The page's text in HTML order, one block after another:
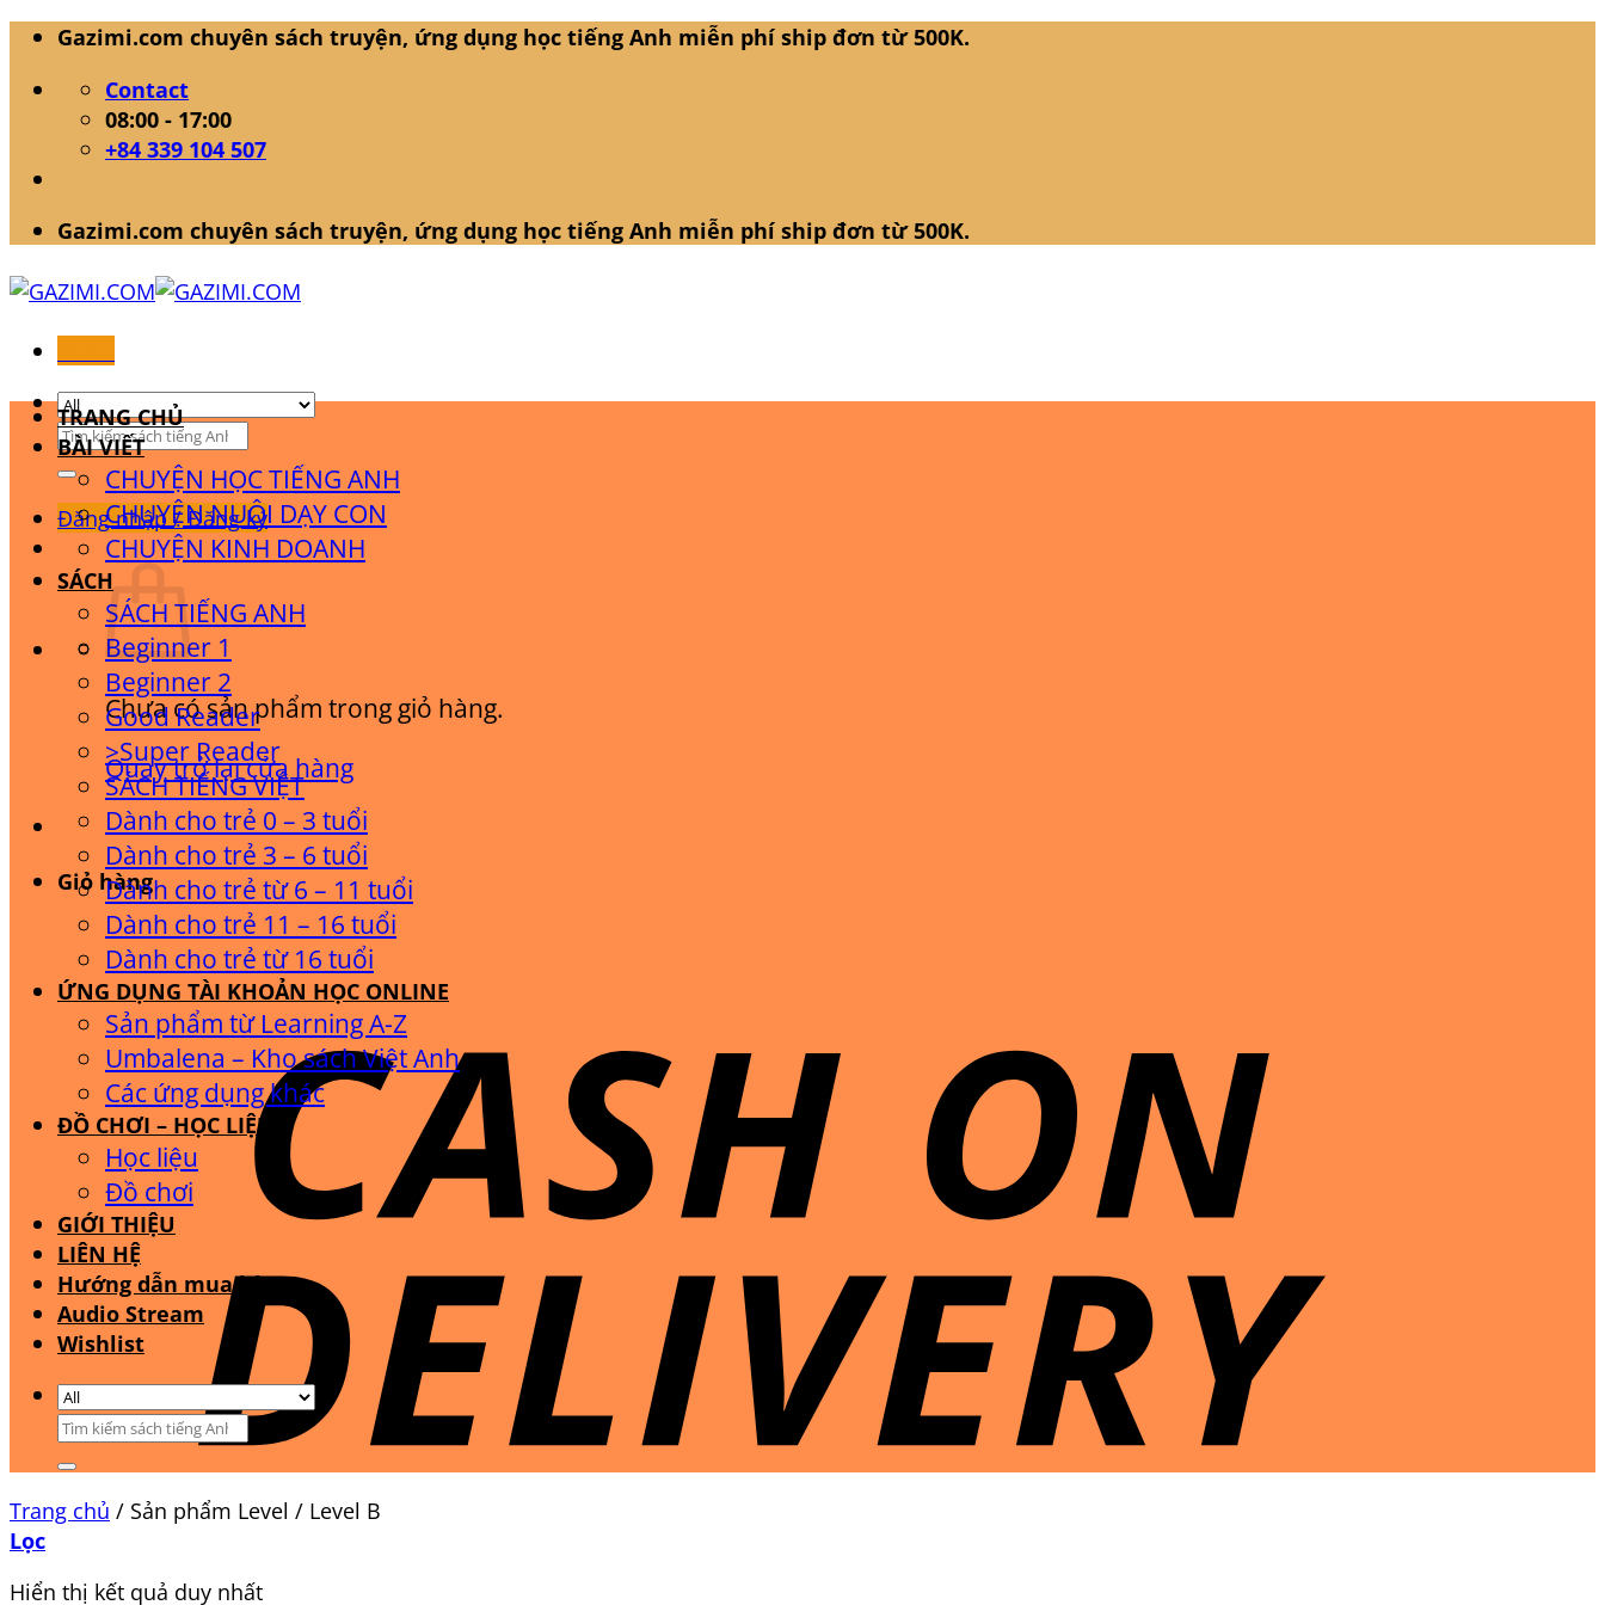
Skip
content
Gazimi.com chuyên sách truyện, ứng dụng học tiếng Anh miễn phí ship đơn từ 500K.
Contact
08:00 - 17:00
+84 339 104 507
Gazimi.com chuyên sách truyện, ứng dụng học tiếng Anh miễn phí ship đơn từ 500K.
Tìm
kiếm:
Đăng nhập / Đăng ký
Chưa có sản phẩm trong giỏ hàng.
Quay trở lại cửa hàng
Giỏ hàng
TRANG CHỦ
BÀI VIẾT
CHUYỆN HỌC TIẾNG ANH
CHUYỆN NUÔI DẠY CON
CHUYỆN KINH DOANH
SÁCH
SÁCH TIẾNG ANH
Beginner 1
Beginner 2
Good Reader
>Super Reader
SÁCH TIẾNG VIỆT
Dành cho trẻ 0 – 3 tuổi
Dành cho trẻ 3 – 6 tuổi
Dành cho trẻ từ 6 – 11 tuổi
Dành cho trẻ 11 – 16 tuổi
Dành cho trẻ từ 16 tuổi
ỨNG DỤNG TÀI KHOẢN HỌC ONLINE
Sản phẩm từ Learning A-Z
Umbalena – Kho sách Việt Anh
Các ứng dụng khác
ĐỒ CHƠI – HỌC LIỆU
Học liệu
Đồ chơi
GIỚI THIỆU
LIÊN HỆ
Hướng dẫn mua hàng
Audio Stream
Wishlist
Tìm
Trang chủ / Sản phẩm Level / Level B
Lọc
Hiển thị kết quả duy nhất